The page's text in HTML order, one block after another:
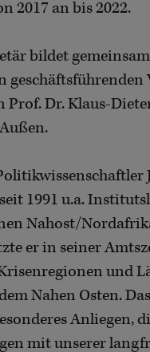
2017 an bis 2022.
bildet
Prof. Dr. Klaus-
1991 u.a.
Nahost/
er in seiner
und
Nahen Osten.
Anliegen,
mit unserer